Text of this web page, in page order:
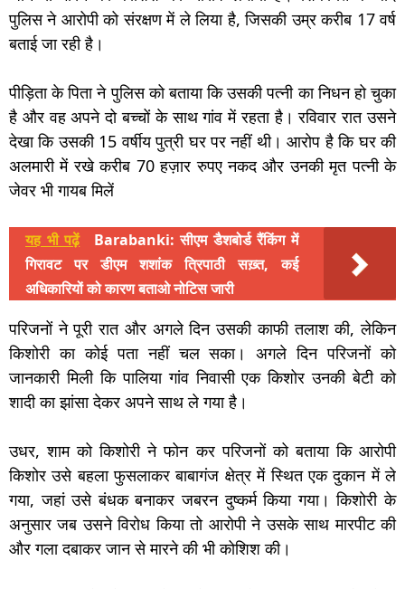
पुलिस ने आरोपी को संरक्षण में ले लिया है, जिसकी उम्र करीब 17 वर्ष
बताई जा रही है।
पीड़िता के पिता ने पुलिस को बताया कि उसकी पत्नी का निधन हो चुका
है और वह अपने दो बच्चों के साथ गांव में रहता है। रविवार रात उसने
देखा कि उसकी 15 वर्षीय पुत्री घर पर नहीं थी। आरोप है कि घर की
अलमारी में रखे करीब 70 हज़ार रुपए नकद और उनकी मृत पत्नी के
जेवर भी गायब मिलें
यह भी पढ़ें
Barabanki: सीएम डैशबोर्ड रैंकिंग में
गिरावट पर डीएम शशांक त्रिपाठी सख़्त, कई
अधिकारियों को कारण बताओ नोटिस जारी
परिजनों ने पूरी रात और अगले दिन उसकी काफी तलाश की, लेकिन
किशोरी का कोई पता नहीं चल सका। अगले दिन परिजनों को
जानकारी मिली कि पालिया गांव निवासी एक किशोर उनकी बेटी को
शादी का झांसा देकर अपने साथ ले गया है।
उधर, शाम को किशोरी ने फोन कर परिजनों को बताया कि आरोपी
किशोर उसे बहला फुसलाकर बाबागंज क्षेत्र में स्थित एक दुकान में ले
गया, जहां उसे बंधक बनाकर जबरन दुष्कर्म किया गया। किशोरी के
अनुसार जब उसने विरोध किया तो आरोपी ने उसके साथ मारपीट की
और गला दबाकर जान से मारने की भी कोशिश की।